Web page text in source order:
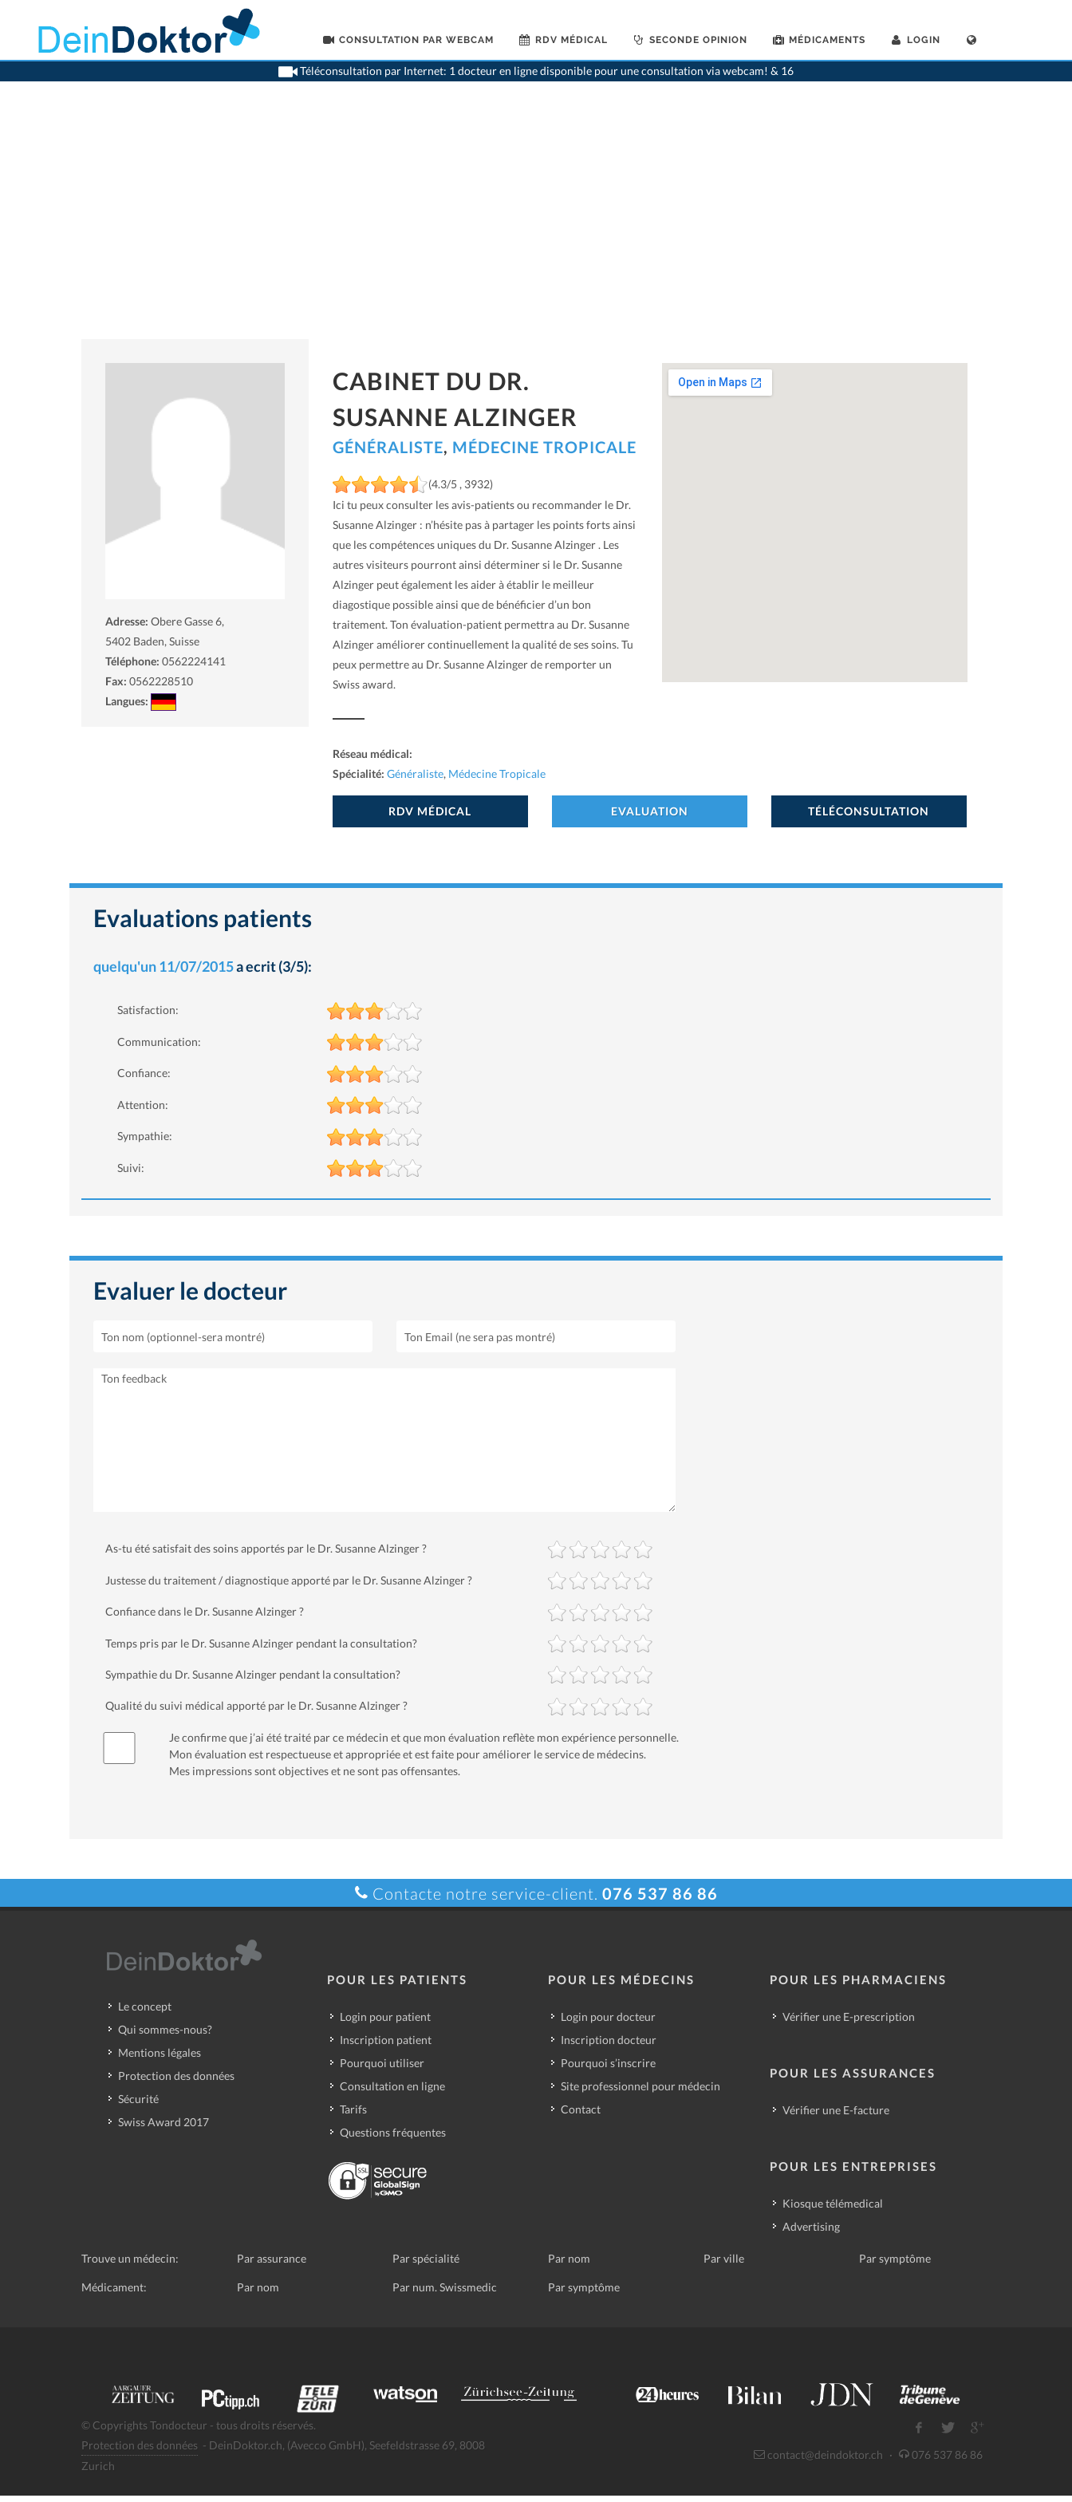
CONSULTATION PAR WEBCAM RDV MÉDICAL SECONDE OPINION MÉDICAMENTS LOGIN
Téléconsultation par Internet: 1 docteur en ligne disponible pour une consultation via webcam! & 16
>Généralistes>Baden>Dr. Susanne Alzinger>Cabinet du Dr. Susanne Alzinger
Adresse: Obere Gasse 6,
5402 Baden, Suisse
Téléphone: 0562224141
Fax: 0562228510
Langues:
CABINET DU DR.
SUSANNE ALZINGER
GÉNÉRALISTE, MÉDECINE TROPICALE
(4.3/5 , 3932)
Ici tu peux consulter les avis-patients ou recommander le Dr.
Susanne Alzinger : n’hésite pas à partager les points forts ainsi
que les compétences uniques du Dr. Susanne Alzinger . Les
autres visiteurs pourront ainsi déterminer si le Dr. Susanne
Alzinger peut également les aider à établir le meilleur
diagostique possible ainsi que de bénéficier d’un bon
traitement. Ton évaluation-patient permettra au Dr. Susanne
Alzinger améliorer continuellement la qualité de ses soins. Tu
peux permettre au Dr. Susanne Alzinger de remporter un
Swiss award.
Réseau médical:
Spécialité: Généraliste, Médecine Tropicale
RDV MÉDICAL EVALUATION TÉLÉCONSULTATION
Evaluations patients
quelqu'un11/07/2015a ecrit (3/5):
Satisfaction:
Communication:
Confiance:
Attention:
Sympathie:
Suivi:
Evaluer le docteur
As-tu été satisfait des soins apportés par le Dr. Susanne Alzinger ?
Justesse du traitement / diagnostique apporté par le Dr. Susanne Alzinger ?
Confiance dans le Dr. Susanne Alzinger ?
Temps pris par le Dr. Susanne Alzinger pendant la consultation?
Sympathie du Dr. Susanne Alzinger pendant la consultation?
Qualité du suivi médical apporté par le Dr. Susanne Alzinger ?
Je confirme que j’ai été traité par ce médecin et que mon évaluation reflète mon expérience personnelle.
Mon évaluation est respectueuse et appropriée et est faite pour améliorer le service de médecins.
Mes impressions sont objectives et ne sont pas offensantes.
Contacte notre service-client. 076 537 86 86
Le concept
Qui sommes-nous?
Mentions légales
Protection des données
Sécurité
Swiss Award 2017
POUR LES PATIENTS
Login pour patient
Inscription patient
Pourquoi utiliser
Consultation en ligne
Tarifs
Questions fréquentes
POUR LES MÉDECINS
Login pour docteur
Inscription docteur
Pourquoi s’inscrire
Site professionnel pour médecin
Contact
POUR LES PHARMACIENS
Vérifier une E-prescription
POUR LES ASSURANCES
Vérifier une E-facture
POUR LES ENTREPRISES
Kiosque télémedical
Advertising
Trouve un médecin: Par assurance Par spécialité Par nom Par ville Par symptôme
Médicament: Par nom Par num. Swissmedic Par symptôme
© Copyrights Tondocteur - tous droits réservés.
Protection des données - DeinDoktor.ch, (Avecco GmbH), Seefeldstrasse 69, 8008
Zurich
contact@deindoktor.ch · 076 537 86 86